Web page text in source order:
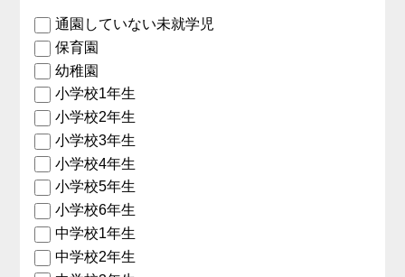
通園していない未就学児
保育園
幼稚園
小学校1年生
小学校2年生
小学校3年生
小学校4年生
小学校5年生
小学校6年生
中学校1年生
中学校2年生